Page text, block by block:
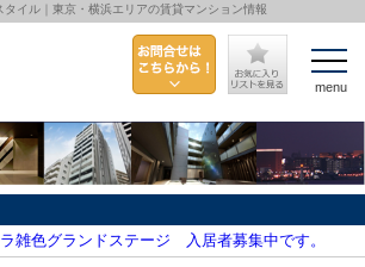
タイル｜東京・横浜エリアの賃貸マンション情報
雑色グランドステージ 入居者募集中です。
menu